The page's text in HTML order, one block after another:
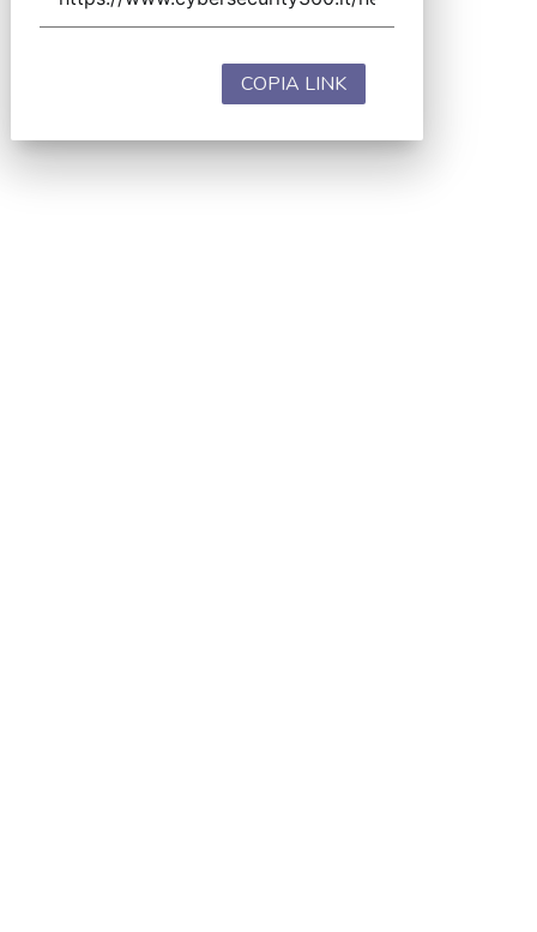
COPIA LINK